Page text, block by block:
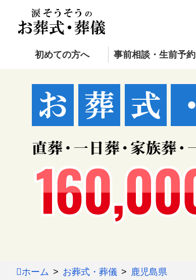
初めての方へ 事前相談・生前予約
ホーム お葬式・葬儀 鹿児島県